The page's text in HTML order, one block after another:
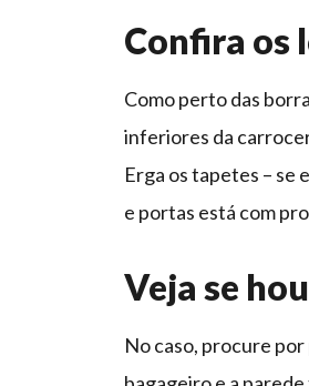
Confira os
Como perto das
inferiores da
Erga os tapetes – se
e portas está com
Veja se
No caso, procure